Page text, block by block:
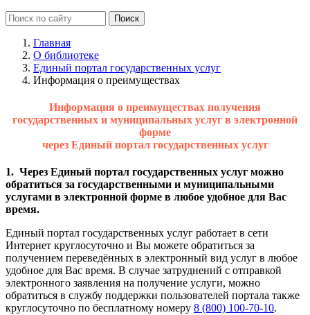
Главная
О библиотеке
Единый портал государственных услуг
Информация о преимуществах
Информация о преимуществах получения
государственных и муниципальных услуг в электронной
форме
через Единый портал государственных услуг
1. Через Единый портал государственных услуг можно
обратиться за государственными и муниципальными
услугами в электронной форме в любое удобное для Вас
время.
Единый портал государственных услуг работает в сети
Интернет круглосуточно и Вы можете обратиться за
получением переведённых в электронный вид услуг в любое
удобное для Вас время. В случае затруднений с отправкой
электронного заявления на получение услуги, можно
обратиться в службу поддержки пользователей портала также
круглосуточно по бесплатному номеру 8 (800) 100-70-10.